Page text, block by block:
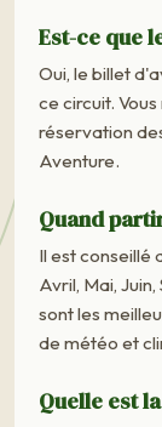
Est-ce que
Oui, le billet
ce circuit.
réservation
Aventure.
Quand
Il est conseillé
Avril, Mai,
sont les
de météo et
Quelle est